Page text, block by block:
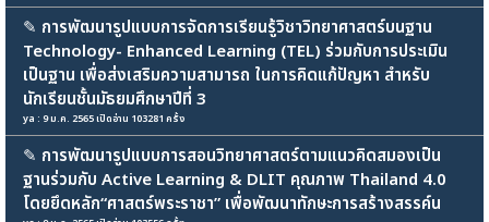
✎ การพัฒนารูปแบบการจัดการเรียนรู้วิชาวิทยาศาสตร์บนฐาน
Technology- Enhanced Learning (TEL) ร่วมกับการประเมิน
เป็นฐาน เพื่อส่งเสริมความสามารถ ในการคิดแก้ปัญหา สำหรับ
นักเรียนชั้นมัธยมศึกษาปีที่ 3
ya : 9 ม.ค. 2565 เปิดอ่าน 103281 ครั้ง
✎ การพัฒนารูปแบบการสอนวิทยาศาสตร์ตามแนวคิดสมองเป็น
ฐานร่วมกับ Active Learning & DLIT คุณภาพ Thailand 4.0
โดยยึดหลัก“ศาสตร์พระราชา” เพื่อพัฒนาทักษะการสร้างสรรค์น